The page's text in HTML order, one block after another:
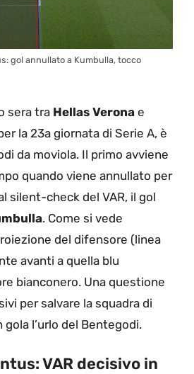
gol annullato a Kumbulla, tocco
sera tra Hellas Verona e
la 23a giornata di Serie A, è
da moviola. Il primo avviene
quando viene annullato per
silent-check del VAR, il gol
. Come si vede
del difensore (linea
avanti a quella blu
bianconero. Una questione
per salvare la squadra di
l’urlo del Bentegodi.
VAR decisivo in